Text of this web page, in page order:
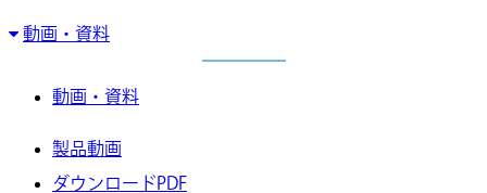
動画・資料
動画・資料
製品動画
ダウンロードPDF